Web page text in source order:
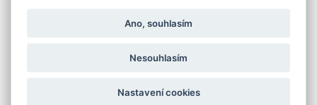
V případě požadavku na jinou barvu podle stupnice RAL
V záložce soubory ke stažení naleznete
Ano, souhlasím
Nesouhlasím
Nastavení cookies